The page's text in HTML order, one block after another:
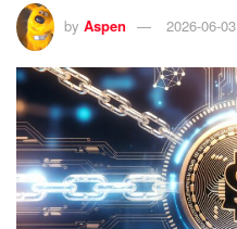
by Aspen 2026-06-03